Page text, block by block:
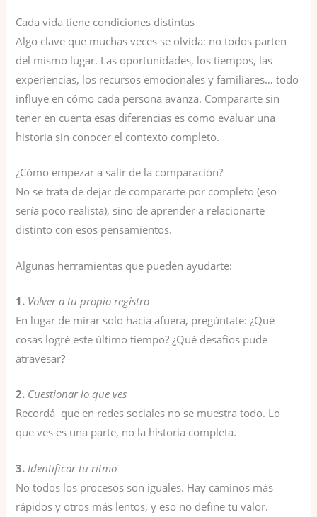
Cada vida tiene condiciones distintas
Algo clave que muchas veces se olvida: no todos parten
del mismo lugar. Las oportunidades, los tiempos, las
experiencias, los recursos emocionales y familiares… todo
influye en cómo cada persona avanza. Compararte sin
tener en cuenta esas diferencias es como evaluar una
historia sin conocer el contexto completo.
¿Cómo empezar a salir de la comparación?
No se trata de dejar de compararte por completo (eso
sería poco realista), sino de aprender a relacionarte
distinto con esos pensamientos.
Algunas herramientas que pueden ayudarte:
1. Volver a tu propio registro
En lugar de mirar solo hacia afuera, pregúntate: ¿Qué
cosas logré este último tiempo? ¿Qué desafíos pude
atravesar?
2. Cuestionar lo que ves
Recordá que en redes sociales no se muestra todo. Lo
que ves es una parte, no la historia completa.
3. Identificar tu ritmo
No todos los procesos son iguales. Hay caminos más
rápidos y otros más lentos, y eso no define tu valor.